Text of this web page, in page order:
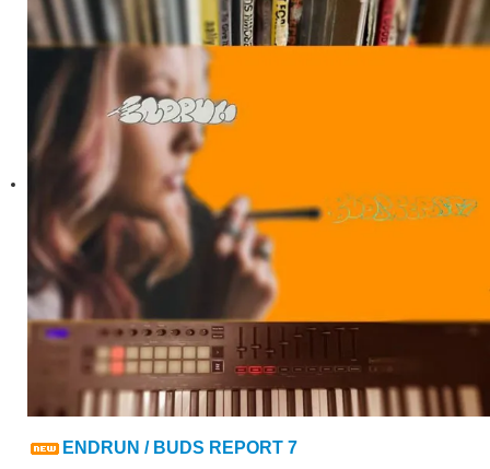
ENDRUN / BUDS REPORT 7